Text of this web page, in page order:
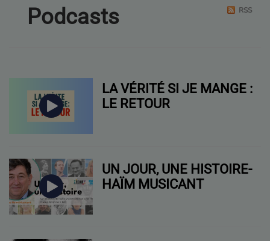
Podcasts RSS
LA VÉRITÉ SI JE MANGE :
LE RETOUR
UN JOUR, UNE HISTOIRE-
HAÏM MUSICANT